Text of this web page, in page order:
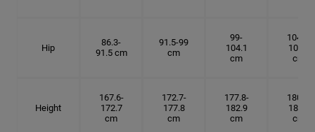
Hip
86.3-
91.5 cm
91.5-99
cm
99-
104.1
cm
104.1-
109.2
cm
Height
167.6-
172.7
cm
172.7-
177.8
cm
177.8-
182.9
cm
180.3-
185.5
cm